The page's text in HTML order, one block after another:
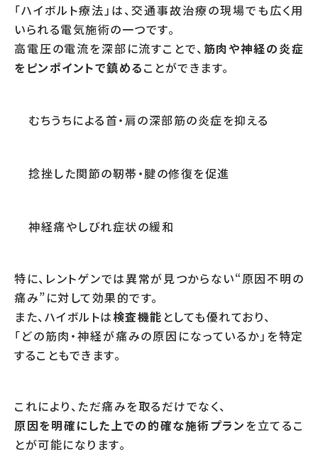
「ハイボルト療法」は、交通事故治療の現場でも広く用
いられる電気施術の一つです。
高電圧の電流を深部に流すことで、 筋肉や神経の炎症
をピンポイントで鎮めることができます。
むちうちによる首・肩の深部筋の炎症を抑える
捻挫した関節の靭帯・腱の修復を促進
神経痛やしびれ症状の緩和
特に、レントゲンでは異常が見つからない“原因不明の
痛み”に対して効果的です。
また、ハイボルトは検査機能 としても優れており、
「どの筋肉・神経が痛みの原因になっているか」を特定
することもできます。
これにより、ただ痛みを取るだけでなく、
原因を明確にした上での的確な施術プランを立てるこ
とが可能になります。